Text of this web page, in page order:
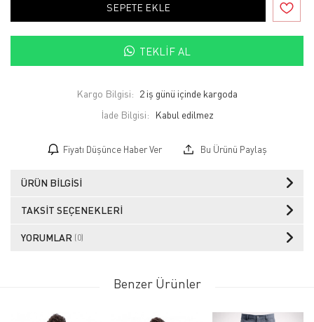
SEPETE EKLE
TEKLIF AL
Kargo Bilgisi: 2 iş günü içinde kargoda
İade Bilgisi:
Fiyatı Düşünce Haber Ver Bu Ürünü Paylaş
ÜRÜN BILGISI
TAKSIT SEÇENEKLERI
YORUMLAR (0)
Benzer Ürünler